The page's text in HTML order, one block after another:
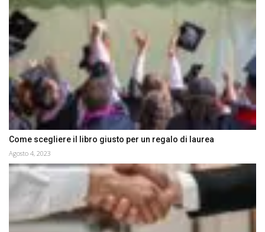
Come scegliere il libro giusto per un regalo di laurea
Agosto 4, 2023